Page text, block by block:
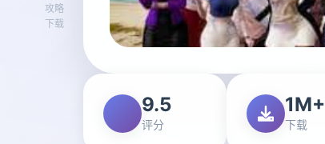
攻略
下载
9.5
评分
1M+
下载